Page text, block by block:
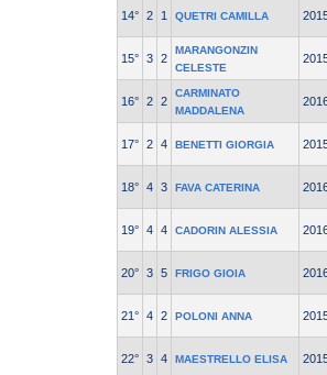
14° 2 1 QUETRI CAMILLA
15° 3 2
MARANGONZIN
CELESTE
16° 2 2
CARMINATO
MADDALENA
17° 2 4 BENETTI GIORGIA
18° 4 3 FAVA CATERINA
19° 4 4 CADORIN ALESSIA
20° 3 5 FRIGO GIOIA
21° 4 2 POLONI ANNA
22° 3 4 MAESTRELLO ELISA